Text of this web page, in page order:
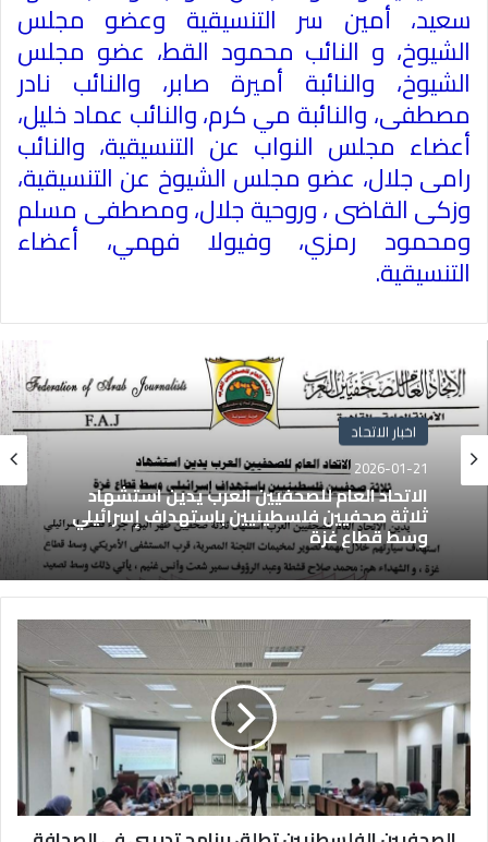
سعيد، أمين سر التنسيقية وعضو مجلس
الشيوخ، و النائب محمود القط، عضو مجلس
الشيوخ، والنائبة أميرة صابر، والنائب نادر
مصطفى، والنائبة مي كرم، والنائب عماد خليل،
أعضاء مجلس النواب عن التنسيقية، والنائب
رامى جلال، عضو مجلس الشيوخ عن التنسيقية،
وزكى القاضى ، وروحية جلال، ومصطفى مسلم
ومحمود رمزي، وفيولا فهمي، أعضاء
التنسيقية.
اخبار الاتحاد
2026-01-21
الاتحاد العام للصحفيين العرب يدين استشهاد
ثلاثة صحفيين فلسطينيين باستهداف إسرائيلي
وسط قطاع غزة